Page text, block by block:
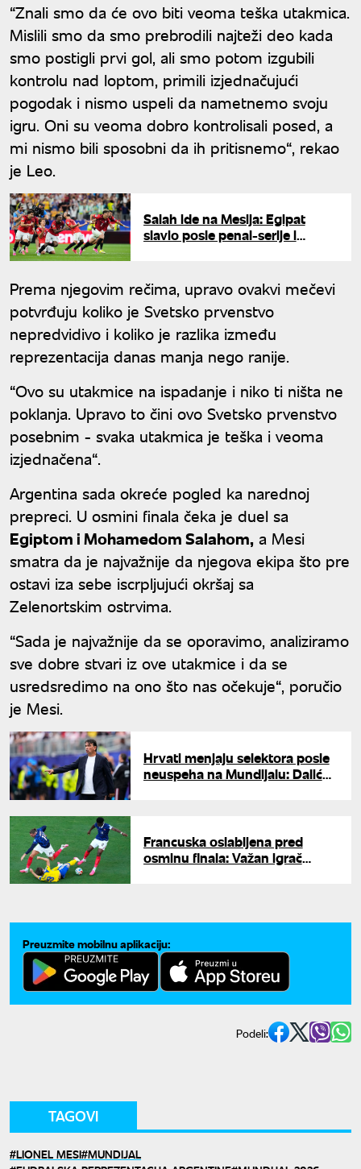
“Znali smo da će ovo biti veoma teška utakmica.
Mislili smo da smo prebrodili najteži deo kada
smo postigli prvi gol, ali smo potom izgubili
kontrolu nad loptom, primili izjednačujući
pogodak i nismo uspeli da nametnemo svoju
igru. Oni su veoma dobro kontrolisali posed, a
mi nismo bili sposobni da ih pritisnemo“, rekao
je Leo.
Salah ide na Mesija: Egipat
slavio posle penal-serije i
Prema njegovim rečima, upravo ovakvi mečevi
potvrđuju koliko je Svetsko prvenstvo
nepredvidivo i koliko je razlika između
reprezentacija danas manja nego ranije.
“Ovo su utakmice na ispadanje i niko ti ništa ne
poklanja. Upravo to čini ovo Svetsko prvenstvo
posebnim - svaka utakmica je teška i veoma
izjednačena“.
Argentina sada okreće pogled ka narednoj
prepreci. U osmini finala čeka je duel sa
Egiptom i Mohamedom Salahom, a Mesi
smatra da je najvažnije da njegova ekipa što pre
ostavi iza sebe iscrpljujući okršaj sa
Zelenortskim ostrvima.
“Sada je najvažnije da se oporavimo, analiziramo
sve dobre stvari iz ove utakmice i da se
usredsredimo na ono što nas očekuje“, poručio
je Mesi.
Hrvati menjaju selektora posle
neuspeha na Mundijalu: Dalić
Francuska oslabljena pred
osminu finala: Važan igrač
Preuzmite mobilnu aplikaciju:
Podeli:
TAGOVI
LIONEL MESI MUNDIJAL